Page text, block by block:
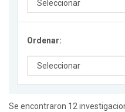
Ordenar:
Se encontraron 12